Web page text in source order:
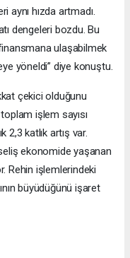
aynı hızda artmadı.
dengeleri bozdu. Bu
ulaşabilmek
yöneldi” diye konuştu.
çekici olduğunu
işlem sayısı
2,3 katlık artış var.
ekonomide yaşanan
Rehin işlemlerindeki
büyüdüğünü işaret